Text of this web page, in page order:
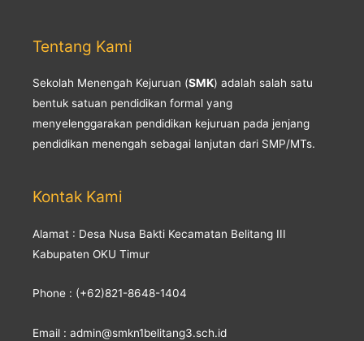
Tentang Kami
Sekolah Menengah Kejuruan (SMK) adalah salah satu
bentuk satuan pendidikan formal yang
menyelenggarakan pendidikan kejuruan pada jenjang
pendidikan menengah sebagai lanjutan dari SMP/MTs.
Kontak Kami
Alamat : Desa Nusa Bakti Kecamatan Belitang III
Kabupaten OKU Timur
Phone : (+62)821-8648-1404
Email : admin@smkn1belitang3.sch.id